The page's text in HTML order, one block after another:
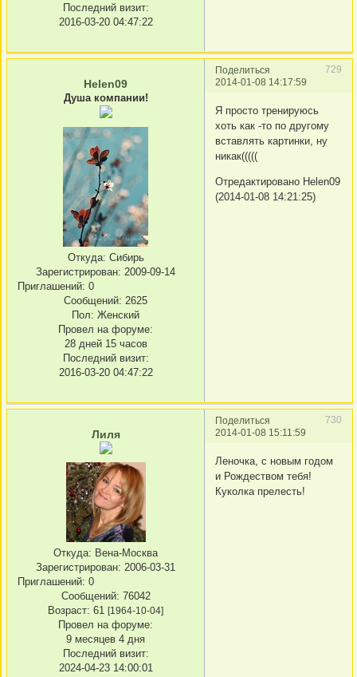
Последний визит:
2016-03-20 04:47:22
Поделиться
729
2014-01-08 14:17:59
Helen09
Душа компании!
Откуда: Сибирь
Зарегистрирован: 2009-09-14
Приглашений: 0
Сообщений: 2625
Пол: Женский
Провел на форуме:
28 дней 15 часов
Последний визит:
2016-03-20 04:47:22
Я просто тренируюсь
хоть как -то по другому
вставлять картинки, ну
никак(((((
Отредактировано Helen09
(2014-01-08 14:21:25)
Поделиться
730
2014-01-08 15:11:59
Лиля
Откуда: Вена-Москва
Зарегистрирован: 2006-03-31
Приглашений: 0
Сообщений: 76042
Возраст: 61 [1964-10-04]
Провел на форуме:
9 месяцев 4 дня
Последний визит:
2024-04-23 14:00:01
Леночка, с новым годом
и Рождеством тебя!
Куколка прелесть!